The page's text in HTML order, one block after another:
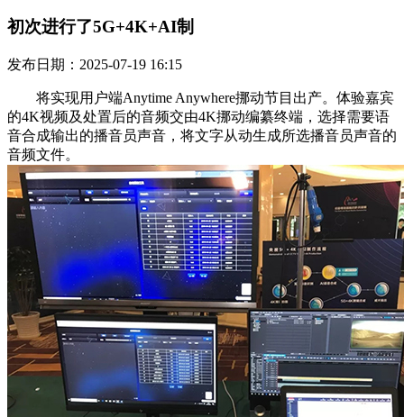
初次进行了5G+4K+AI制
发布日期：2025-07-19 16:15
将实现用户端Anytime Anywhere挪动节目出产。体验嘉宾
的4K视频及处置后的音频交由4K挪动编纂终端，选择需要语
音合成输出的播音员声音，将文字从动生成所选播音员声音的
音频文件。